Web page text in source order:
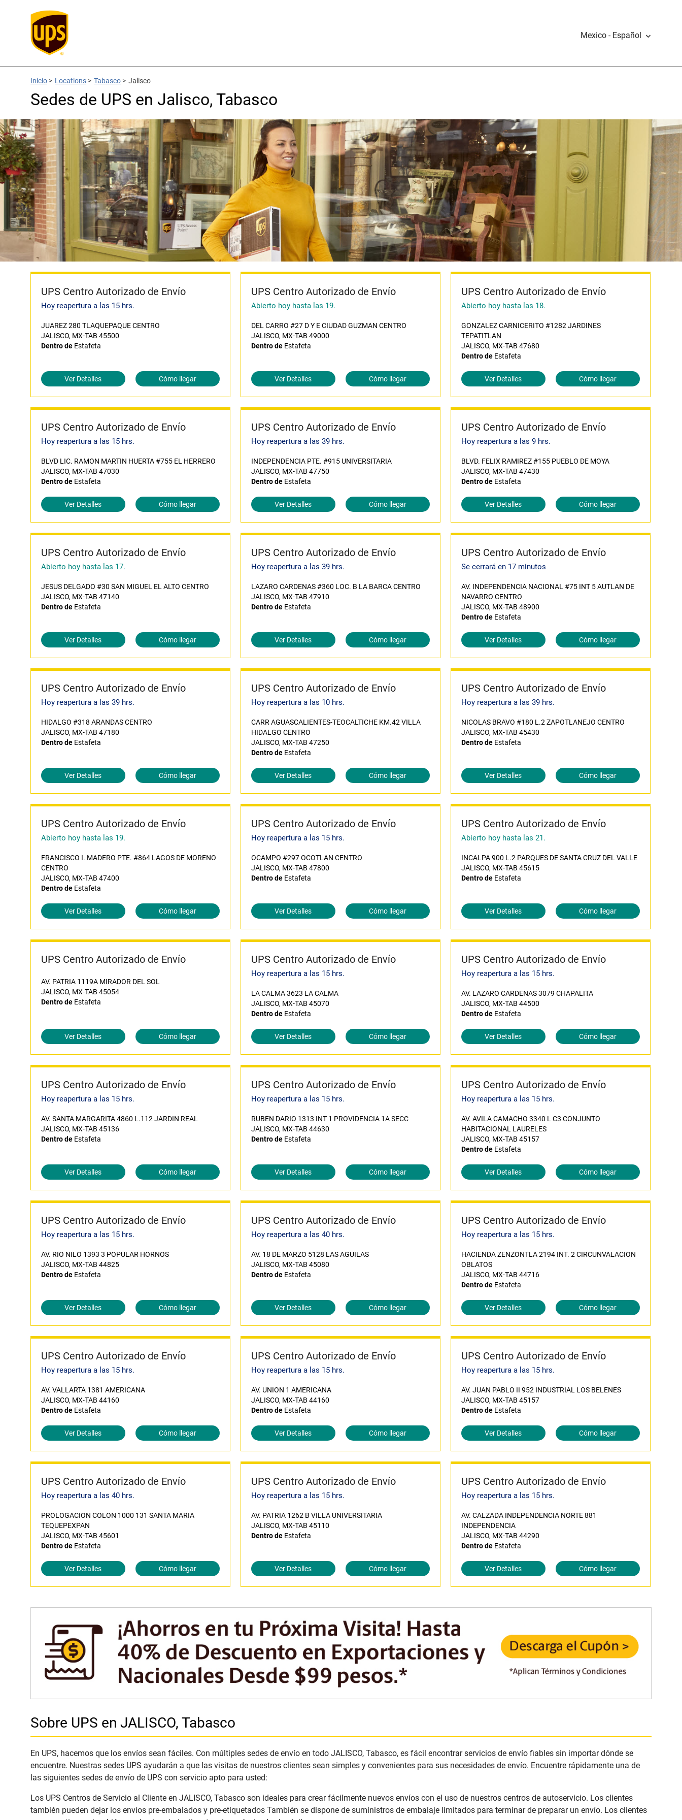
Mexico - Español
Inicio > Locations > Tabasco > Jalisco
Sedes de UPS en Jalisco, Tabasco
UPS Centro Autorizado de Envío
Hoy reapertura a las 15 hrs.
JUAREZ 280 TLAQUEPAQUE CENTRO
JALISCO, MX-TAB 45500
Dentro de Estafeta
Ver Detalles Cómo llegar
UPS Centro Autorizado de Envío
Abierto hoy hasta las 19.
DEL CARRO #27 D Y E CIUDAD GUZMAN CENTRO
JALISCO, MX-TAB 49000
Dentro deEstafeta
Ver Detalles Cómo llegar
UPS Centro Autorizado de Envío
Abierto hoy hasta las 18.
GONZALEZ CARNICERITO #1282 JARDINES
TEPATITLAN
JALISCO, MX-TAB 47680
Dentro deEstafeta
Ver Detalles Cómo llegar
UPS Centro Autorizado de Envío
Hoy reapertura a las 15 hrs.
BLVD LIC. RAMON MARTIN HUERTA #755 EL HERRERO
JALISCO, MX-TAB 47030
Dentro de Estafeta
Ver Detalles Cómo llegar
UPS Centro Autorizado de Envío
Hoy reapertura a las 39 hrs.
INDEPENDENCIA PTE. #915 UNIVERSITARIA
JALISCO, MX-TAB 47750
Dentro deEstafeta
Ver Detalles Cómo llegar
UPS Centro Autorizado de Envío
Hoy reapertura a las 9 hrs.
BLVD. FELIX RAMIREZ #155 PUEBLO DE MOYA
JALISCO, MX-TAB 47430
Dentro deEstafeta
Ver Detalles Cómo llegar
UPS Centro Autorizado de Envío
Abierto hoy hasta las 17.
JESUS DELGADO #30 SAN MIGUEL EL ALTO CENTRO
JALISCO, MX-TAB 47140
Dentro de Estafeta
Ver Detalles Cómo llegar
UPS Centro Autorizado de Envío
Hoy reapertura a las 39 hrs.
LAZARO CARDENAS #360 LOC. B LA BARCA CENTRO
JALISCO, MX-TAB 47910
Dentro deEstafeta
Ver Detalles Cómo llegar
UPS Centro Autorizado de Envío
Se cerrará en 17 minutos
AV. INDEPENDENCIA NACIONAL #75 INT 5 AUTLAN DE
NAVARRO CENTRO
JALISCO, MX-TAB 48900
Dentro deEstafeta
Ver Detalles Cómo llegar
UPS Centro Autorizado de Envío
Hoy reapertura a las 39 hrs.
HIDALGO #318 ARANDAS CENTRO
JALISCO, MX-TAB 47180
Dentro de Estafeta
Ver Detalles Cómo llegar
UPS Centro Autorizado de Envío
Hoy reapertura a las 10 hrs.
CARR AGUASCALIENTES-TEOCALTICHE KM.42 VILLA
HIDALGO CENTRO
JALISCO, MX-TAB 47250
Dentro deEstafeta
Ver Detalles Cómo llegar
UPS Centro Autorizado de Envío
Hoy reapertura a las 39 hrs.
NICOLAS BRAVO #180 L.2 ZAPOTLANEJO CENTRO
JALISCO, MX-TAB 45430
Dentro deEstafeta
Ver Detalles Cómo llegar
UPS Centro Autorizado de Envío
Abierto hoy hasta las 19.
FRANCISCO I. MADERO PTE. #864 LAGOS DE MORENO
CENTRO
JALISCO, MX-TAB 47400
Dentro de Estafeta
Ver Detalles Cómo llegar
UPS Centro Autorizado de Envío
Hoy reapertura a las 15 hrs.
OCAMPO #297 OCOTLAN CENTRO
JALISCO, MX-TAB 47800
Dentro deEstafeta
Ver Detalles Cómo llegar
UPS Centro Autorizado de Envío
Abierto hoy hasta las 21.
INCALPA 900 L.2 PARQUES DE SANTA CRUZ DEL VALLE
JALISCO, MX-TAB 45615
Dentro deEstafeta
Ver Detalles Cómo llegar
UPS Centro Autorizado de Envío
AV. PATRIA 1119A MIRADOR DEL SOL
JALISCO, MX-TAB 45054
Dentro de Estafeta
Ver Detalles Cómo llegar
UPS Centro Autorizado de Envío
Hoy reapertura a las 15 hrs.
LA CALMA 3623 LA CALMA
JALISCO, MX-TAB 45070
Dentro deEstafeta
Ver Detalles Cómo llegar
UPS Centro Autorizado de Envío
Hoy reapertura a las 15 hrs.
AV. LAZARO CARDENAS 3079 CHAPALITA
JALISCO, MX-TAB 44500
Dentro deEstafeta
Ver Detalles Cómo llegar
UPS Centro Autorizado de Envío
Hoy reapertura a las 15 hrs.
AV. SANTA MARGARITA 4860 L.112 JARDIN REAL
JALISCO, MX-TAB 45136
Dentro de Estafeta
Ver Detalles Cómo llegar
UPS Centro Autorizado de Envío
Hoy reapertura a las 15 hrs.
RUBEN DARIO 1313 INT 1 PROVIDENCIA 1A SECC
JALISCO, MX-TAB 44630
Dentro deEstafeta
Ver Detalles Cómo llegar
UPS Centro Autorizado de Envío
Hoy reapertura a las 15 hrs.
AV. AVILA CAMACHO 3340 L C3 CONJUNTO
HABITACIONAL LAURELES
JALISCO, MX-TAB 45157
Dentro deEstafeta
Ver Detalles Cómo llegar
UPS Centro Autorizado de Envío
Hoy reapertura a las 15 hrs.
AV. RIO NILO 1393 3 POPULAR HORNOS
JALISCO, MX-TAB 44825
Dentro de Estafeta
Ver Detalles Cómo llegar
UPS Centro Autorizado de Envío
Hoy reapertura a las 40 hrs.
AV. 18 DE MARZO 5128 LAS AGUILAS
JALISCO, MX-TAB 45080
Dentro deEstafeta
Ver Detalles Cómo llegar
UPS Centro Autorizado de Envío
Hoy reapertura a las 15 hrs.
HACIENDA ZENZONTLA 2194 INT. 2 CIRCUNVALACION
OBLATOS
JALISCO, MX-TAB 44716
Dentro deEstafeta
Ver Detalles Cómo llegar
UPS Centro Autorizado de Envío
Hoy reapertura a las 15 hrs.
AV. VALLARTA 1381 AMERICANA
JALISCO, MX-TAB 44160
Dentro de Estafeta
Ver Detalles Cómo llegar
UPS Centro Autorizado de Envío
Hoy reapertura a las 15 hrs.
AV. UNION 1 AMERICANA
JALISCO, MX-TAB 44160
Dentro deEstafeta
Ver Detalles Cómo llegar
UPS Centro Autorizado de Envío
Hoy reapertura a las 15 hrs.
AV. JUAN PABLO II 952 INDUSTRIAL LOS BELENES
JALISCO, MX-TAB 45157
Dentro deEstafeta
Ver Detalles Cómo llegar
UPS Centro Autorizado de Envío
Hoy reapertura a las 40 hrs.
PROLOGACION COLON 1000 131 SANTA MARIA
TEQUEPEXPAN
JALISCO, MX-TAB 45601
Dentro de Estafeta
Ver Detalles Cómo llegar
UPS Centro Autorizado de Envío
Hoy reapertura a las 15 hrs.
AV. PATRIA 1262 B VILLA UNIVERSITARIA
JALISCO, MX-TAB 45110
Dentro deEstafeta
Ver Detalles Cómo llegar
UPS Centro Autorizado de Envío
Hoy reapertura a las 15 hrs.
AV. CALZADA INDEPENDENCIA NORTE 881
INDEPENDENCIA
JALISCO, MX-TAB 44290
Dentro deEstafeta
Ver Detalles Cómo llegar
Sobre UPS en JALISCO, Tabasco
En UPS, hacemos que los envíos sean fáciles. Con múltiples sedes de envío en todo JALISCO, Tabasco, es fácil encontrar servicios de envío fiables sin importar dónde se
encuentre. Nuestras sedes UPS ayudarán a que las visitas de nuestros clientes sean simples y convenientes para sus necesidades de envío. Encuentre rápidamente una de
las siguientes sedes de envío de UPS con servicio apto para usted:
Los UPS Centros de Servicio al Cliente en JALISCO, Tabasco son ideales para crear fácilmente nuevos envíos con el uso de nuestros centros de autoservicio. Los clientes
también pueden dejar los envíos pre-embalados y pre-etiquetados También se dispone de suministros de embalaje limitados para terminar de preparar un envío. Los clientes